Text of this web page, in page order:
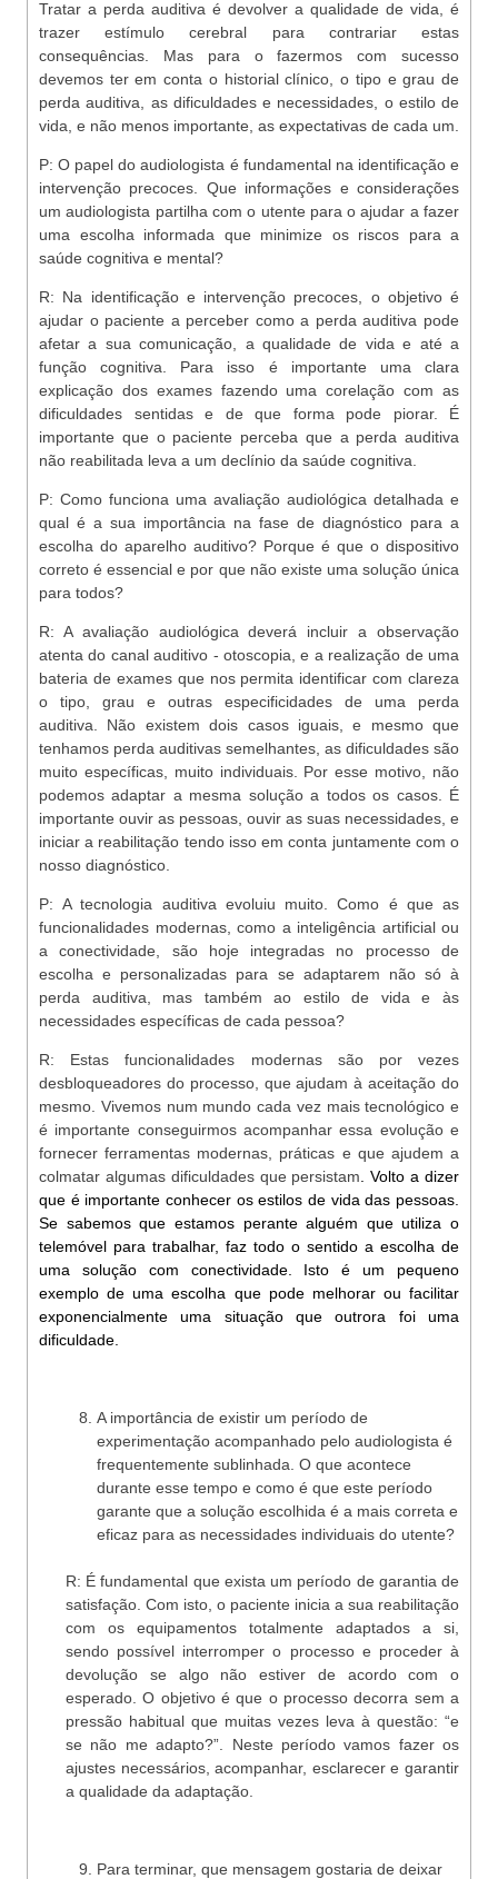
Tratar a perda auditiva é devolver a qualidade de vida, é
trazer estímulo cerebral para contrariar estas
consequências. Mas para o fazermos com sucesso
devemos ter em conta o historial clínico, o tipo e grau de
perda auditiva, as dificuldades e necessidades, o estilo de
vida, e não menos importante, as expectativas de cada um.
P:O papel do audiologista é fundamental na identificação e
intervenção precoces. Que informações e considerações
um audiologista partilha com o utente para o ajudar a fazer
uma escolha informada que minimize os riscos para a
saúde cognitiva e mental?
R: Na identificação e intervenção precoces, o objetivo é
ajudar o paciente a perceber como a perda auditiva pode
afetar a sua comunicação, a qualidade de vida e até a
função cognitiva. Para isso é importante uma clara
explicação dos exames fazendo uma corelação com as
dificuldades sentidas e de que forma pode piorar. É
importante que o paciente perceba que a perda auditiva
não reabilitada leva a um declínio da saúde cognitiva.
P: Como funciona uma avaliação audiológica detalhada e
qual é a sua importância na fase de diagnóstico para a
escolha do aparelho auditivo? Porque é que o dispositivo
correto é essencial e por que não existe uma solução única
para todos?
R: A avaliação audiológica deverá incluir a observação
atenta do canal auditivo - otoscopia, e a realização de uma
bateria de exames que nos permita identificar com clareza
o tipo, grau e outras especificidades de uma perda
auditiva. Não existem dois casos iguais, e mesmo que
tenhamos perda auditivas semelhantes, as dificuldades são
muito específicas, muito individuais. Por esse motivo, não
podemos adaptar a mesma solução a todos os casos. É
importante ouvir as pessoas, ouvir as suas necessidades, e
iniciar a reabilitação tendo isso em conta juntamente com o
nosso diagnóstico.
P:A tecnologia auditiva evoluiu muito. Como é que as
funcionalidades modernas, como a inteligência artificial ou
a conectividade, são hoje integradas no processo de
escolha e personalizadas para se adaptarem não só à
perda auditiva, mas também ao estilo de vida e às
necessidades específicas de cada pessoa?
R: Estas funcionalidades modernas são por vezes
desbloqueadores do processo, que ajudam à aceitação do
mesmo. Vivemos num mundo cada vez mais tecnológico e
é importante conseguirmos acompanhar essa evolução e
fornecer ferramentas modernas, práticas e que ajudem a
colmatar algumas dificuldades que persistam . Volto a dizer
que é importante conhecer os estilos de vida das pessoas.
Se sabemos que estamos perante alguém que utiliza o
telemóvel para trabalhar, faz todo o sentido a escolha de
uma solução com conectividade. Isto é um pequeno
exemplo de uma escolha que pode melhorar ou facilitar
exponencialmente uma situação que outrora foi uma
dificuldade.
A importância de existir um período de
experimentação acompanhado pelo audiologista é
frequentemente sublinhada. O que acontece
durante esse tempo e como é que este período
garante que a solução escolhida é a mais correta e
eficaz para as necessidades individuais do utente?
R: É fundamental que exista um período de garantia de
satisfação. Com isto, o paciente inicia a sua reabilitação
com os equipamentos totalmente adaptados a si,
sendo possível interromper o processo e proceder à
devolução se algo não estiver de acordo com o
esperado. O objetivo é que o processo decorra sem a
pressão habitual que muitas vezes leva à questão: “e
se não me adapto?”. Neste período vamos fazer os
ajustes necessários, acompanhar, esclarecer e garantir
a qualidade da adaptação.
Para terminar, que mensagem gostaria de deixar